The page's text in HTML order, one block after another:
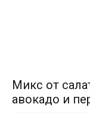
Микс от
авокадо и